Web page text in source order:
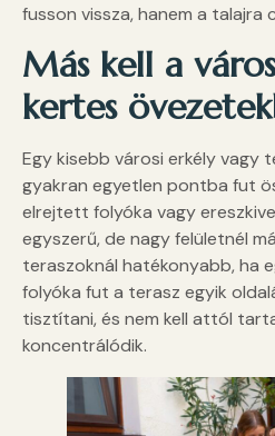
fusson vissza, hanem a talajra
Más kell a
kertes
Egy kisebb városi erkély vagy
gyakran egyetlen pontba fut
elrejtett folyóka vagy
egyszerű, de nagy felületnél
teraszoknál hatékonyabb, ha
folyóka fut a terasz egyik
tisztítani, és nem kell attól
koncentrálódik.